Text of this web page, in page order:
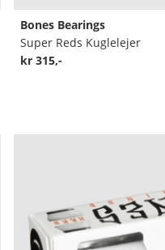
Bones Bearings
Super Reds Kuglelejer
kr 315,-